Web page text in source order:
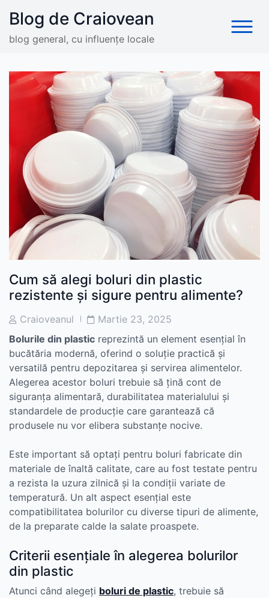
content
Blog de Craiovean
blog general, cu influențe locale
Cum să alegi boluri din plastic
rezistente și sigure pentru alimente?
PostCraioveanul
PostMartie 23, 2025
Bolurile din plastic reprezintă un element esențial în
bucătăria modernă, oferind o soluție practică și
versatilă pentru depozitarea și servirea alimentelor.
Alegerea acestor boluri trebuie să țină cont de
siguranța alimentară, durabilitatea materialului și
standardele de producție care garantează că
produsele nu vor elibera substanțe nocive.
Este important să optați pentru boluri fabricate din
materiale de înaltă calitate, care au fost testate pentru
a rezista la uzura zilnică și la condiții variate de
temperatură. Un alt aspect esențial este
compatibilitatea bolurilor cu diverse tipuri de alimente,
de la preparate calde la salate proaspete.
Criterii esențiale în alegerea bolurilor
din plastic
Atunci când alegeți boluri de plastic, trebuie să